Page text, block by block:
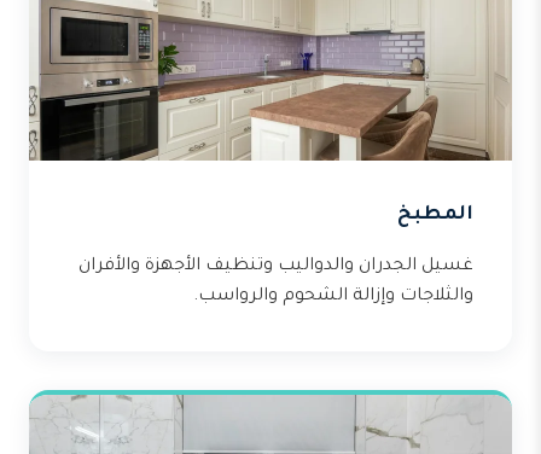
المطبخ
غسيل الجدران والدواليب وتنظيف الأجهزة والأفران
والثلاجات وإزالة الشحوم والرواسب.